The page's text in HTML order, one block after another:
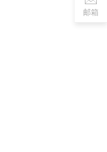
邮箱